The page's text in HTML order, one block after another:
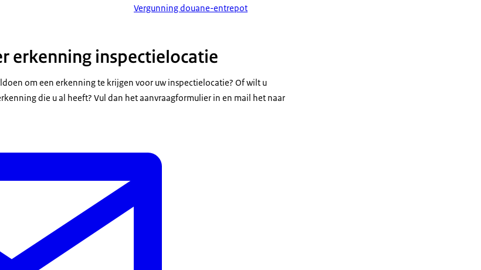
Vergunning douane-entrepot
erkenning inspectielocatie
om een erkenning te krijgen voor uw inspectielocatie? Of wilt u
die u al heeft? Vul dan het aanvraagformulier in en mail het naar